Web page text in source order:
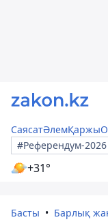
СаясатӘлемҚаржы
#Референдум-2026
+31°
Басты Барлық